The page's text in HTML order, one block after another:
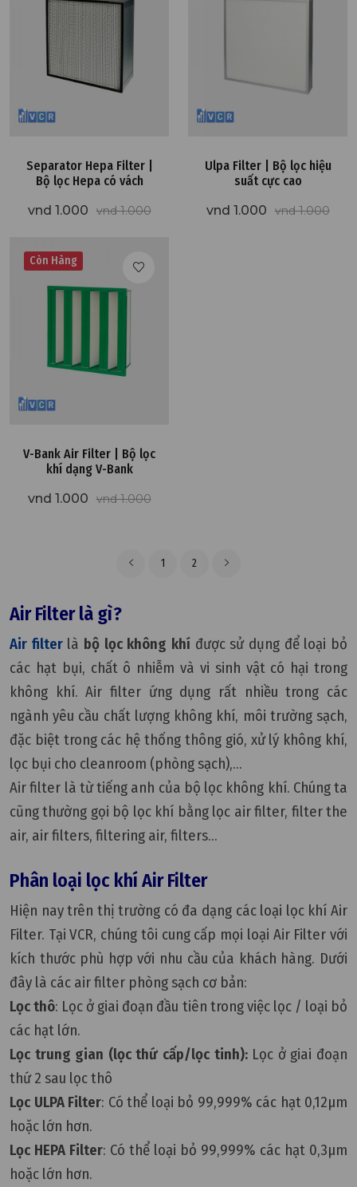
Separator Hepa Filter |
Bộ lọc Hepa có vách
vnd 1.000 vnd 1.000
Ulpa Filter | Bộ lọc hiệu
suất cực cao
vnd 1.000 vnd 1.000
Còn Hàng
V-Bank Air Filter | Bộ lọc
khí dạng V-Bank
vnd 1.000 vnd 1.000
1 2
Air Filter là gì?
Air filterlà bộ lọc không khí được sử dụng để loại bỏ
các hạt bụi, chất ô nhiễm và vi sinh vật có hại trong
không khí. Air filter ứng dụng rất nhiều trong các
ngành yêu cầu chất lượng không khí, môi trường sạch,
đặc biệt trong các hệ thống thông gió, xử lý không khí,
lọc bụi cho cleanroom (phòng sạch),...
Air filter là từ tiếng anh của bộ lọc không khí. Chúng ta
cũng thường gọi bộ lọc khí bằng lọc air filter, filter the
air, air filters, filtering air, filters...
Phân loại lọc khí Air Filter
Hiện nay trên thị trường có đa dạng các loại lọc khí Air
Filter. Tại VCR, chúng tôi cung cấp mọi loại Air Filter với
kích thước phù hợp với nhu cầu của khách hàng. Dưới
đây là các air filter phòng sạch cơ bản:
Lọc thô: Lọc ở giai đoạn đầu tiên trong việc lọc / loại bỏ
các hạt lớn.
Lọc trung gian (lọc thứ cấp/lọc tinh): Lọc ở giai đoạn
thứ 2 sau lọc thô
Lọc ULPA Filter: Có thể loại bỏ 99,999% các hạt 0,12µm
hoặc lớn hơn.
Lọc HEPA Filter: Có thể loại bỏ 99,999% các hạt 0,3µm
hoặc lớn hơn.